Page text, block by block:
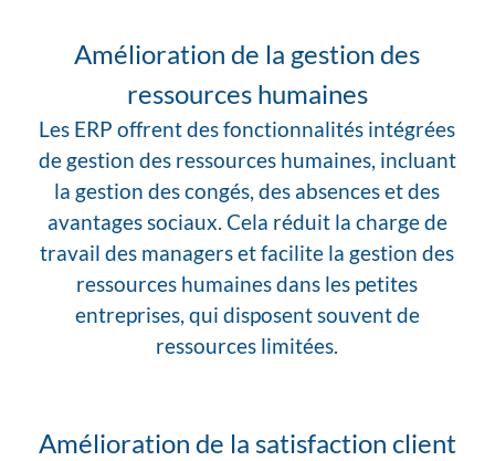
Amélioration de la gestion des
ressources humaines
Les ERP offrent des fonctionnalités intégrées
de gestion des ressources humaines, incluant
la gestion des congés, des absences et des
avantages sociaux. Cela réduit la charge de
travail des managers et facilite la gestion des
ressources humaines dans les petites
entreprises, qui disposent souvent de
ressources limitées.
Amélioration de la satisfaction client